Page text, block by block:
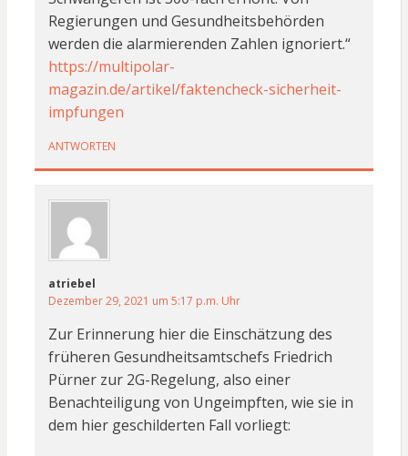
Regierungen und Gesundheitsbehörden
werden die alarmierenden Zahlen ignoriert.“
https://multipolar-
magazin.de/artikel/faktencheck-sicherheit-
impfungen
ANTWORTEN
atriebel
Dezember 29, 2021 um 5:17 p.m. Uhr
Zur Erinnerung hier die Einschätzung des
früheren Gesundheitsamtschefs Friedrich
Pürner zur 2G-Regelung, also einer
Benachteiligung von Ungeimpften, wie sie in
dem hier geschilderten Fall vorliegt: